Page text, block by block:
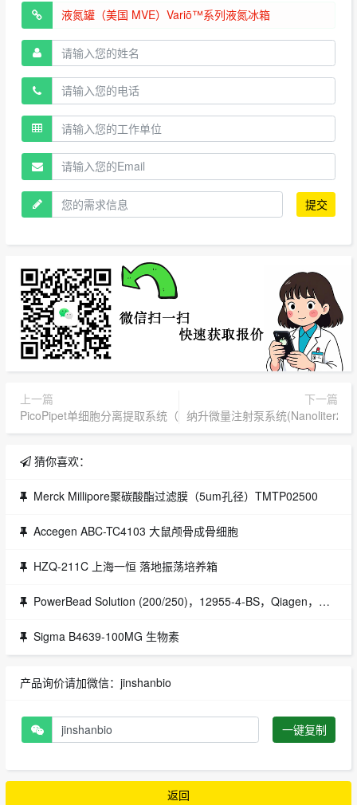
提交
上一篇
PicoPipet单细胞分离提取系统（日本 NEPA GENE）
下一篇
纳升微量注射泵系统
猜你喜欢：
Merck Millipore聚碳酸酯过滤膜（5um孔径）TMTP02500
Accegen ABC-TC4103 大鼠颅骨成骨细胞
HZQ-211C 上海一恒 落地振荡培养箱
PowerBead Solution (200/250)，12955-4-BS，Qiagen，凯杰代理
Sigma B4639-100MG 生物素
产品询价请加微信：jinshanbio
一键复制
返回